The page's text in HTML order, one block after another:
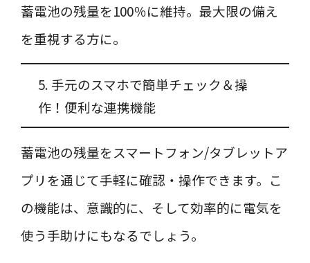
蓄電池の残量を100％に維持。最大限の備え
を重視する方に。
5. 手元のスマホで簡単チェック＆操
作！便利な連携機能
蓄電池の残量をスマートフォン/タブレットア
プリを通じて手軽に確認・操作できます。こ
の機能は、意識的に、そして効率的に電気を
使う手助けにもなるでしょう。